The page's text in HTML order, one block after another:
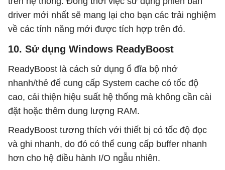
driver mới nhất sẽ mang lại cho bạn các trải nghiệm
về các tính năng mới được tích hợp trên đó.
10. Sử dụng Windows ReadyBoost
ReadyBoost là cách sử dụng ổ đĩa bộ nhớ
nhanh/thẻ để cung cấp System cache có tốc độ
cao, cải thiện hiệu suất hệ thống mà không cần cài
đặt hoặc thêm dung lượng RAM.
ReadyBoost tương thích với thiết bị có tốc độ đọc
và ghi nhanh, do đó có thể cung cấp buffer nhanh
hơn cho hệ điều hành I/O ngẫu nhiên.